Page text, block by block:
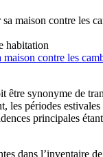
habitation
contre les
être synonyme de
les périodes
principales